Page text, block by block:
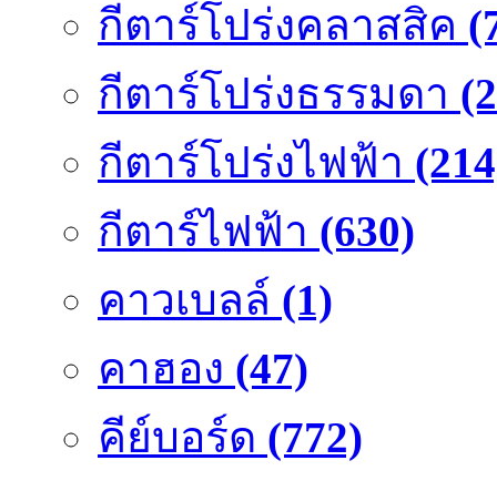
กีตาร์โปร่งคลาสสิค
กีตาร์โปร่งธรรมดา
กีตาร์โปร่งไฟฟ้า
กีตาร์ไฟฟ้า (630)
คาวเบลล์ (1)
คาฮอง (47)
คีย์บอร์ด (772)